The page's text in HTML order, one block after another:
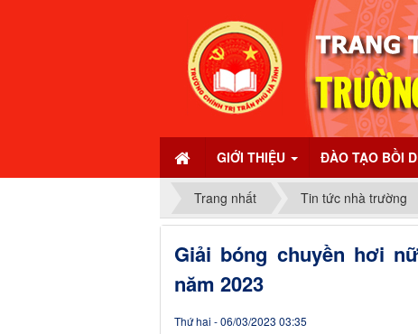
GIỚI THIỆU ĐÀO TẠO BỒI
Trang nhất Tin tức nhà trường
Giải bóng chuyền hơi
năm 2023
Thứ hai - 06/03/2023 03:35